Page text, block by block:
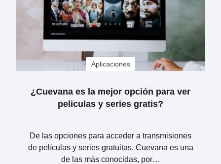
Aplicaciones
¿Cuevana es la mejor opción para ver
peliculas y series gratis?
De las opciones para acceder a transmisiones
de películas y series gratuitas, Cuevana es una
de las más conocidas, por…